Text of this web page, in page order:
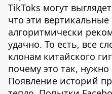
TikToks могут
что эти вертикальные
алгоритмически
удачно. То есть, все
клонам китайского
почему это так, нужно
Появление историй